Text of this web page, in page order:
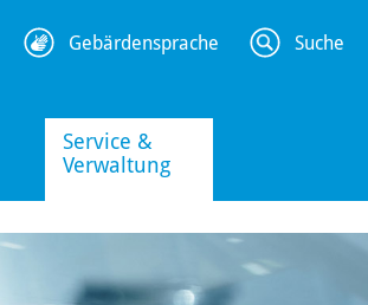
Service &
Verwaltung
Gebärdensprache Suche